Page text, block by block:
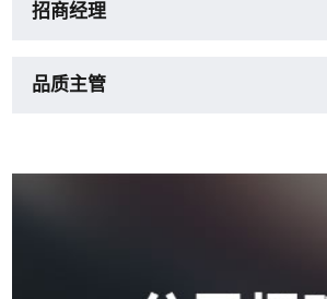
招商经理
品质主管